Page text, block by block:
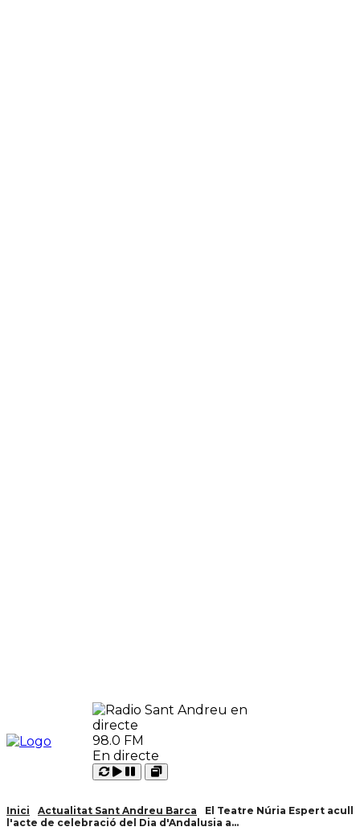
98.0 FM
En directe
Carregant
Reproduir
Pausar
Open
Inici Actualitat Sant Andreu Barca
El Teatre Núria Espert acull
l'acte de celebració del Dia d'Andalusia a...